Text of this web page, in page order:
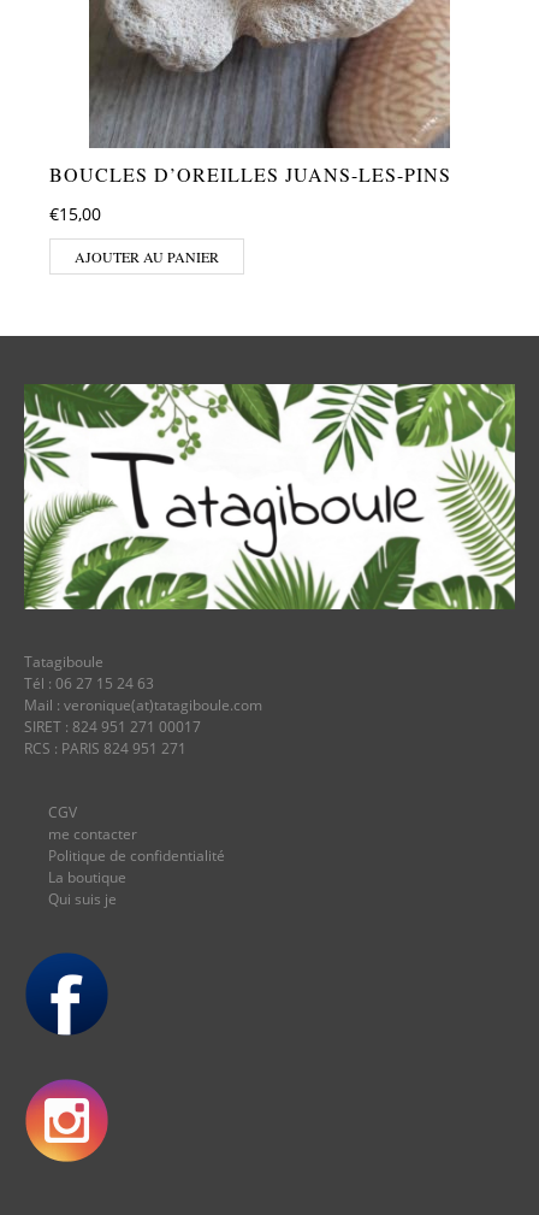
BOUCLES D’OREILLES JUANS-LES-PINS
€15,00
AJOUTER AU PANIER
Tatagiboule
Tél : 06 27 15 24 63
Mail : veronique(at)tatagiboule.com
SIRET : 824 951 271 00017
RCS : PARIS 824 951 271
CGV
me contacter
Politique de confidentialité
La boutique
Qui suis je